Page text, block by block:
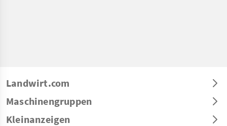
Landwirt.com
Maschinengruppen
Kleinanzeigen